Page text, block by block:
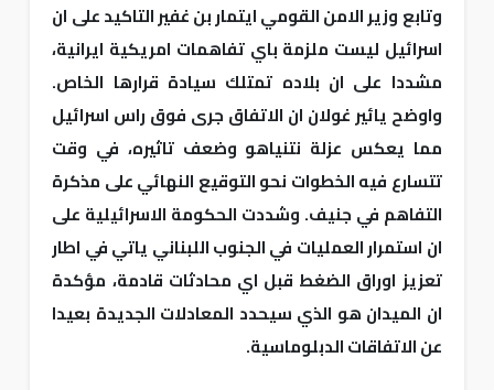
وتابع وزير الامن القومي ايتمار بن غفير التاكيد على ان
اسرائيل ليست ملزمة باي تفاهمات امريكية ايرانية،
مشددا على ان بلاده تمتلك سيادة قرارها الخاص.
واوضح يائير غولان ان الاتفاق جرى فوق راس اسرائيل
مما يعكس عزلة نتنياهو وضعف تاثيره، في وقت
تتسارع فيه الخطوات نحو التوقيع النهائي على مذكرة
التفاهم في جنيف. وشددت الحكومة الاسرائيلية على
ان استمرار العمليات في الجنوب اللبناني ياتي في اطار
تعزيز اوراق الضغط قبل اي محادثات قادمة، مؤكدة
ان الميدان هو الذي سيحدد المعادلات الجديدة بعيدا
عن الاتفاقات الدبلوماسية.